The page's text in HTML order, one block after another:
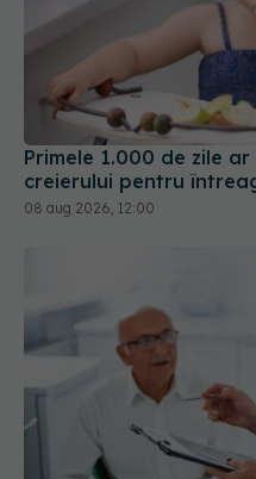
Primele 1.000 de zile
creierului pentru
08 aug 2026, 12:00